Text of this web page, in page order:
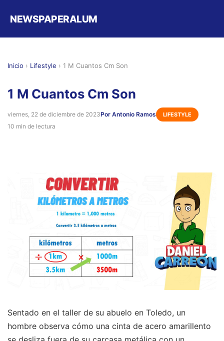
NEWSPAPERALUM
Inicio › Lifestyle › 1 M Cuantos Cm Son
1 M Cuantos Cm Son
viernes, 22 de diciembre de 2023Por Antonio Ramos LIFESTYLE
10 min de lectura
Sentado en el taller de su abuelo en Toledo, un
hombre observa cómo una cinta de acero amarillento